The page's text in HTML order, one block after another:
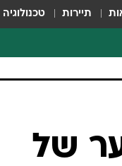
תיירות טכנולוגיה
של